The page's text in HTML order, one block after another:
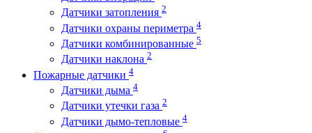
Датчики затопления 2
Датчики охраны периметра 4
Датчики комбинированные 5
Датчики наклона 2
Пожарные датчики 4
Датчики дыма 4
Датчики утечки газа 2
Датчики дымо-тепловые 4